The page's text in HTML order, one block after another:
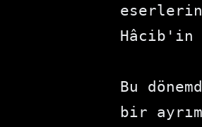
Hâcib'in
Bu
bir